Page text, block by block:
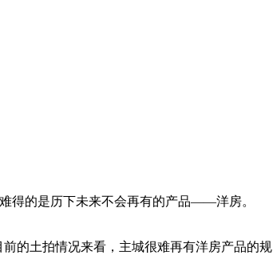
得的是历下未来不会再有的产品——洋房。
的土拍情况来看，主城很难再有洋房产品的规